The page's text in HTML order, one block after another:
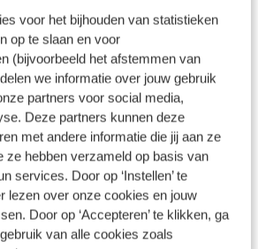
voor het bijhouden van statistieken
op te slaan en voor
(bijvoorbeeld het afstemmen van
we informatie over jouw gebruik
partners voor social media,
Deze partners kunnen deze
met andere informatie die jij aan ze
ze hebben verzameld op basis van
services. Door op ‘Instellen’ te
lezen over onze cookies en jouw
Door op ‘Accepteren’ te klikken, ga
van alle cookies zoals
met DAB-ontvangst. Maar u
op het stuur gebruiken.
draadloze oplaadmogelijkheid
onderweg de accu van de
laden. De auto is ook uitgevoerd
control. Met regensensor,
dimmende
deurvergrendeling met
en verstelbaar stuur is deze
compleet. Het rijden met deze
meer ontspannen dankzij de
Inhoud
over ons zeggen
reviews